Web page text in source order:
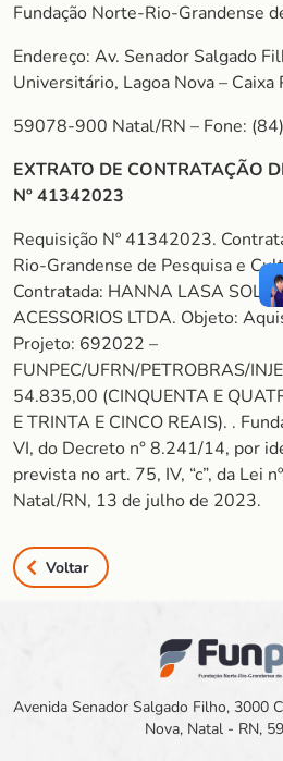
Fundação Norte-Rio-Grandense
Endereço: Av. Senador Salgado
Universitário, Lagoa Nova – Caixa
59078-900 Natal/RN – Fone:
EXTRATO DE CONTRATAÇÃO
Nº 41342023
Requisição Nº 41342023.
Rio-Grandense de Pesquisa e
Contratada: HANNA LASA
ACESSORIOS LTDA. Objeto:
Projeto: 692022 –
FUNPEC/UFRN/PETROBRAS/
54.835,00 (CINQUENTA E
E TRINTA E CINCO REAIS). .
VI, do Decreto n° 8.241/14, por
prevista no art. 75, IV, “c”, da Lei
Natal/RN, 13 de julho de 2023.
Voltar
Avenida Senador Salgado Filho, 3000
Nova, Natal - RN,